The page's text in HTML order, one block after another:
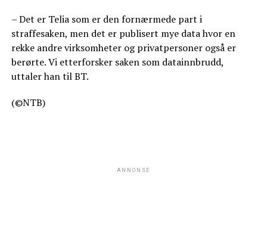
– Det er Telia som er den fornærmede part i
straffesaken, men det er publisert mye data hvor en
rekke andre virksomheter og privatpersoner også er
berørte. Vi etterforsker saken som datainnbrudd,
uttaler han til BT.
(©NTB)
ANNONSE